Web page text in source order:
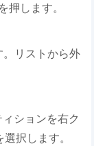
押します。
リストから外
ションを右ク
択します。